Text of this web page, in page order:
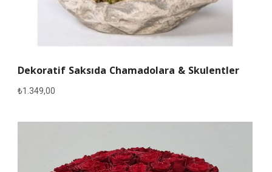
Dekoratif Saksıda Chamadolara & Skulentler
₺1.349,00